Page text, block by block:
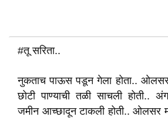
#तू सरिता..
नुकताच पाऊस पडून गेला होता..
छोटी पाण्याची तळी साचली होती..
जमीन आच्छादून टाकली होती.. ओलसर